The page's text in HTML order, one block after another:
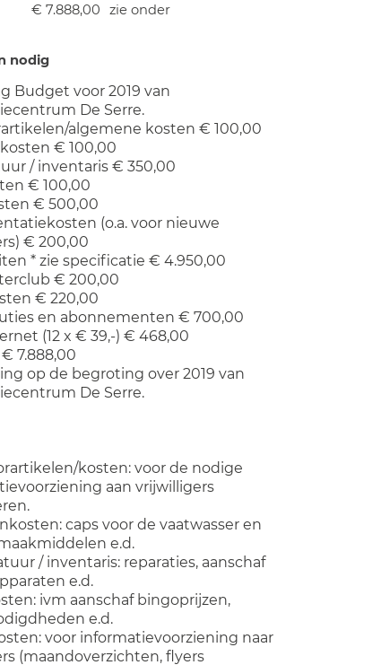
€ 7.888,00 zie onder
nodig
Budget voor 2019 van
De Serre.
algemene kosten € 100,00
€ 100,00
/ inventaris € 350,00
€ 100,00
€ 500,00
(o.a. voor nieuwe
€ 200,00
* zie specificatie € 4.950,00
€ 200,00
€ 220,00
en abonnementen € 700,00
(12 x € 39,-) € 468,00
€ 7.888,00
op de begroting over 2019 van
De Serre.
kosten: voor de nodige
aan vrijwilligers
caps voor de vaatwasser en
e.d.
/ inventaris: reparaties, aanschaf
e.d.
ivm aanschaf bingoprijzen,
e.d.
voor informatievoorziening naar
(maandoverzichten, flyers